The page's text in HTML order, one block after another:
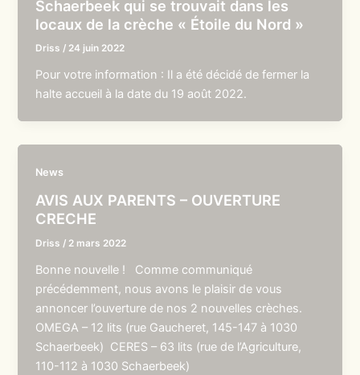
Schaerbeek qui se trouvait dans les
locaux de la crèche « Étoile du Nord »
Driss / 24 juin 2022
Pour votre information : Il a été décidé de fermer la
halte accueil à la date du 19 août 2022.
News
AVIS AUX PARENTS – OUVERTURE
CRECHE
Driss / 2 mars 2022
Bonne nouvelle ! Comme communiqué
précédemment, nous avons le plaisir de vous
annoncer l’ouverture de nos 2 nouvelles crèches.
OMEGA – 12 lits (rue Gaucheret, 145-147 à 1030
Schaerbeek) CERES – 63 lits (rue de l’Agriculture,
110-112 à 1030 Schaerbeek)